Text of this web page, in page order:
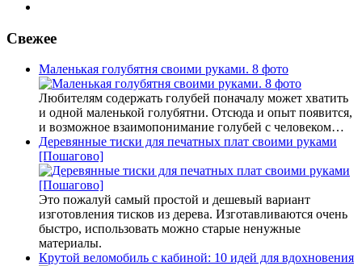
Свежее
Маленькая голубятня своими руками. 8 фото
Любителям содержать голубей поначалу может хватить
и одной маленькой голубятни. Отсюда и опыт появится,
и возможное взаимопонимание голубей с человеком…
Деревянные тиски для печатных плат своими руками
[Пошагово]
Это пожалуй самый простой и дешевый вариант
изготовления тисков из дерева. Изготавливаются очень
быстро, использовать можно старые ненужные
материалы.
Крутой веломобиль с кабиной: 10 идей для вдохновения